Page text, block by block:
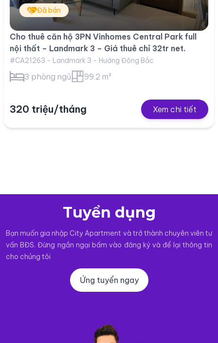
Đã bán
Cho thuê căn hộ 3PN Vinhomes Central Park full
nội thất – Landmark 3 – Giá thuê chỉ 32tr net.
#CA21263 - Landmark 3 - Hướng Đông Bắc
3 phòng ngủ 99.2 m²
320 triệu/tháng Xem chi tiết
Tuyển dụng
Bạn muốn gia nhập City Apartment và trở thành chuyên viên tư
vấn BĐS. Đừng ngần ngại bấm vào đăng ký và để lại thông tin
cho chúng tôi
Ứng tuyển ngay